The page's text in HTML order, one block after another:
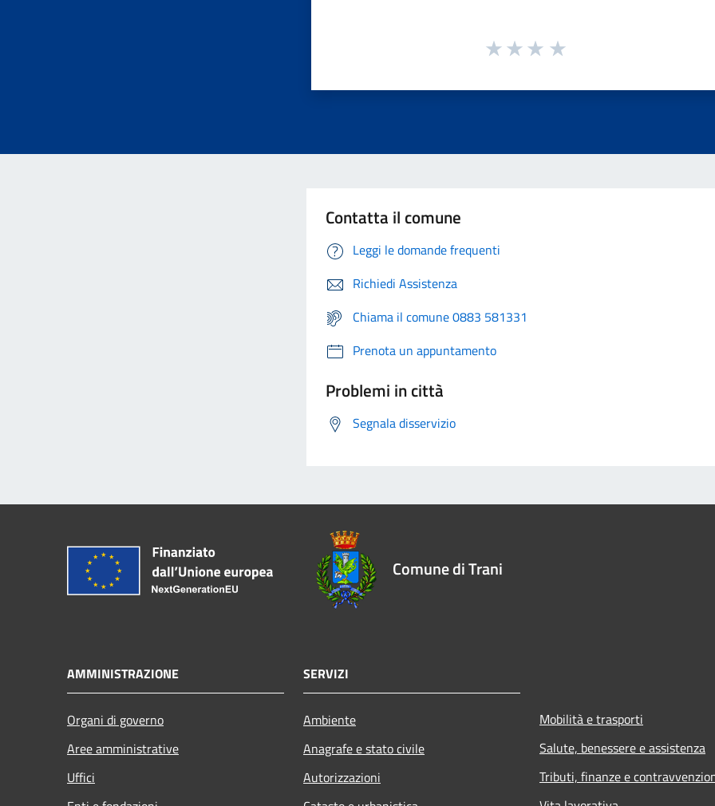
Contatta il comune
Leggi le domande frequenti
Richiedi Assistenza
Chiama il comune 0883 581331
Prenota un appuntamento
Problemi in città
Segnala disservizio
Comune di Trani
AMMINISTRAZIONE
Organi di governo
Aree amministrative
Uffici
SERVIZI
Ambiente
Anagrafe e stato civile
Autorizzazioni
Mobilità e trasporti
Salute, benessere e assistenza
Tributi, finanze e